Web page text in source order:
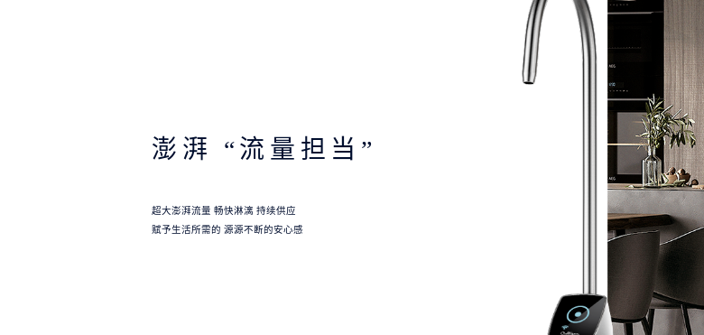
澎湃 “流量担当”
超大澎湃流量 畅快淋漓 持续供应
赋予生活所需的 源源不断的安心感